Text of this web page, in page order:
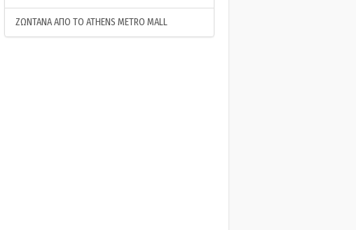
ΖΩΝΤΑΝΑ ΑΠΟ ΤΟ ATHENS METRO MALL